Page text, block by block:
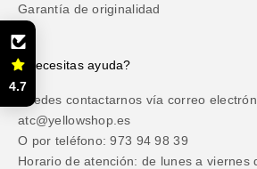
Garantía de originalidad
¿Necesitas ayuda?
Puedes contactarnos vía correo
atc@yellowshop.es
O por teléfono: 973 94 98 39
Horario de atención: de lunes a viernes
4.7